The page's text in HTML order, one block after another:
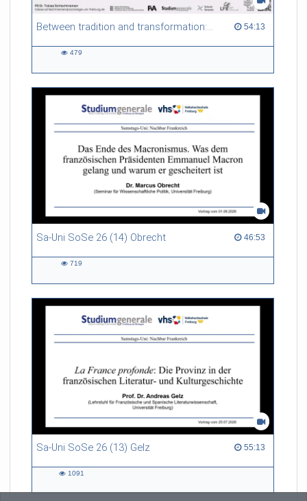
Between tradition and transformation: how owners, advisers and institutions co-create knowledge for resilient forests in Europe 54:13
54:13 duration
479
Sa-Uni SoSe 26 (14) Obrecht 46:53
46:53 duration
719
Sa-Uni SoSe 26 (13) Gelz 55:13
55:13 duration
1091